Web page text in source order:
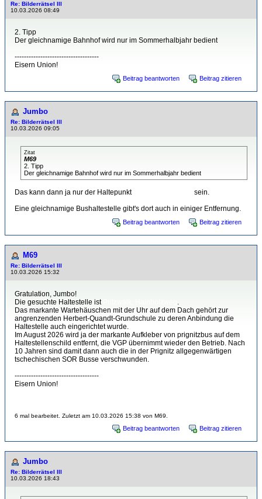
Re: Bilderrätsel III
10.03.2026 08:49
2. Tipp
Der gleichnamige Bahnhof wird nur im Sommerhalbjahr bedient
------------------------------------
Eisern Union!
Beitrag beantworten Beitrag zitieren
Jumbo
Re: Bilderrätsel III
10.03.2026 09:05
Zitat
M69
2. Tipp
Der gleichnamige Bahnhof wird nur im Sommerhalbjahr bedient
Das kann dann ja nur der Haltepunkt
sein.
Eine gleichnamige Bushaltestelle gibt's dort auch in einiger Entfernung.
Beitrag beantworten Beitrag zitieren
M69
Re: Bilderrätsel III
10.03.2026 15:32
Gratulation, Jumbo!
Die gesuchte Haltestelle ist
.
Das markante Wartehäuschen mit der Uhr auf dem Dach gehört zur
angrenzenden Herbert-Quandt-Grundschule zu deren Anbindung die
Haltestelle auch eingerichtet wurde.
Im August 2026 wird ja der markante Aufkleber von prignitzbus auf dem
Haltestellenschild entfernt, die VGP übernimmt wieder den Betrieb. Nach
10 Jahren sind damit dann auch die in der Prignitz allgegenwärtigen
tschechischen SOR Busse verschwunden.
------------------------------------
Eisern Union!
6 mal bearbeitet. Zuletzt am 10.03.2026 15:38 von M69.
Beitrag beantworten Beitrag zitieren
Jumbo
Re: Bilderrätsel III
10.03.2026 18:43